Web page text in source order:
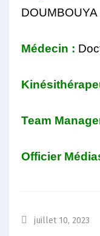
DOUMBOUYA
Médecin :
Team
Officier
juillet 10, 2023